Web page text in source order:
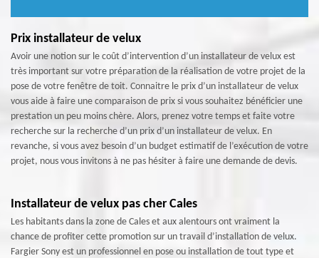
Prix installateur de velux
Avoir une notion sur le coût d’intervention d’un installateur de velux est
très important sur votre préparation de la réalisation de votre projet de la
pose de votre fenêtre de toit. Connaitre le prix d’un installateur de velux
vous aide à faire une comparaison de prix si vous souhaitez bénéficier une
prestation un peu moins chère. Alors, prenez votre temps et faite votre
recherche sur la recherche d’un prix d’un installateur de velux. En
revanche, si vous avez besoin d’un budget estimatif de l’exécution de votre
projet, nous vous invitons à ne pas hésiter à faire une demande de devis.
Installateur de velux pas cher Cales
Les habitants dans la zone de Cales et aux alentours ont vraiment la
chance de profiter cette promotion sur un travail d’installation de velux.
Fargier Sony est un professionnel en pose ou installation de tout type et